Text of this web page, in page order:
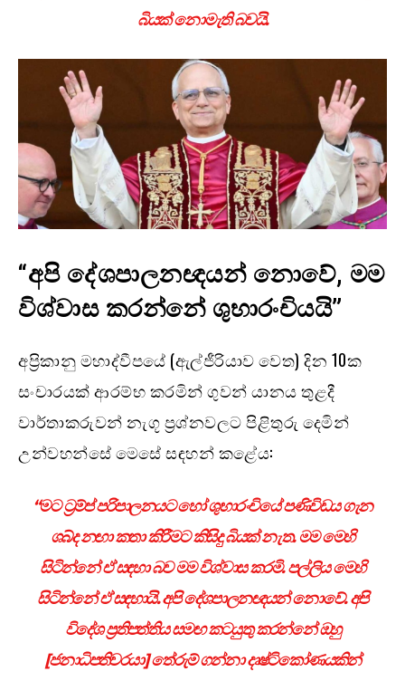
බියක් නොමැති බවයි.
“අපි දේශපාලනඥයන් නොවේ, මම
විශ්වාස කරන්නේ ශුභාරංචියයි”
අප්‍රිකානු මහාද්වීපයේ (ඇල්ජීරියාව වෙත) දින 10ක
සංචාරයක් ආරම්භ කරමින් ගුවන් යානය තුළදී
වාර්තාකරුවන් නැගූ ප්‍රශ්නවලට පිළිතුරු දෙමින්
උන්වහන්සේ මෙසේ සඳහන් කළේය:
“මට ට්‍රම්ප් පරිපාලනයට හෝ ශුභාරංචියේ පණිවිඩය ගැන
ශබ්ද නඟා කතා කිරීමට කිසිදු බියක් නැත. මම මෙහි
සිටින්නේ ඒ සඳහා බව මම විශ්වාස කරමි. පල්ලිය මෙහි
සිටින්නේ ඒ සඳහායි. අපි දේශපාලනඥයන් නොවේ. අපි
විදේශ ප්‍රතිපත්තිය සමඟ කටයුතු කරන්නේ ඔහු
[ජනාධිපතිවරයා] තේරුම් ගන්නා දෘෂ්ටිකෝණයකින්